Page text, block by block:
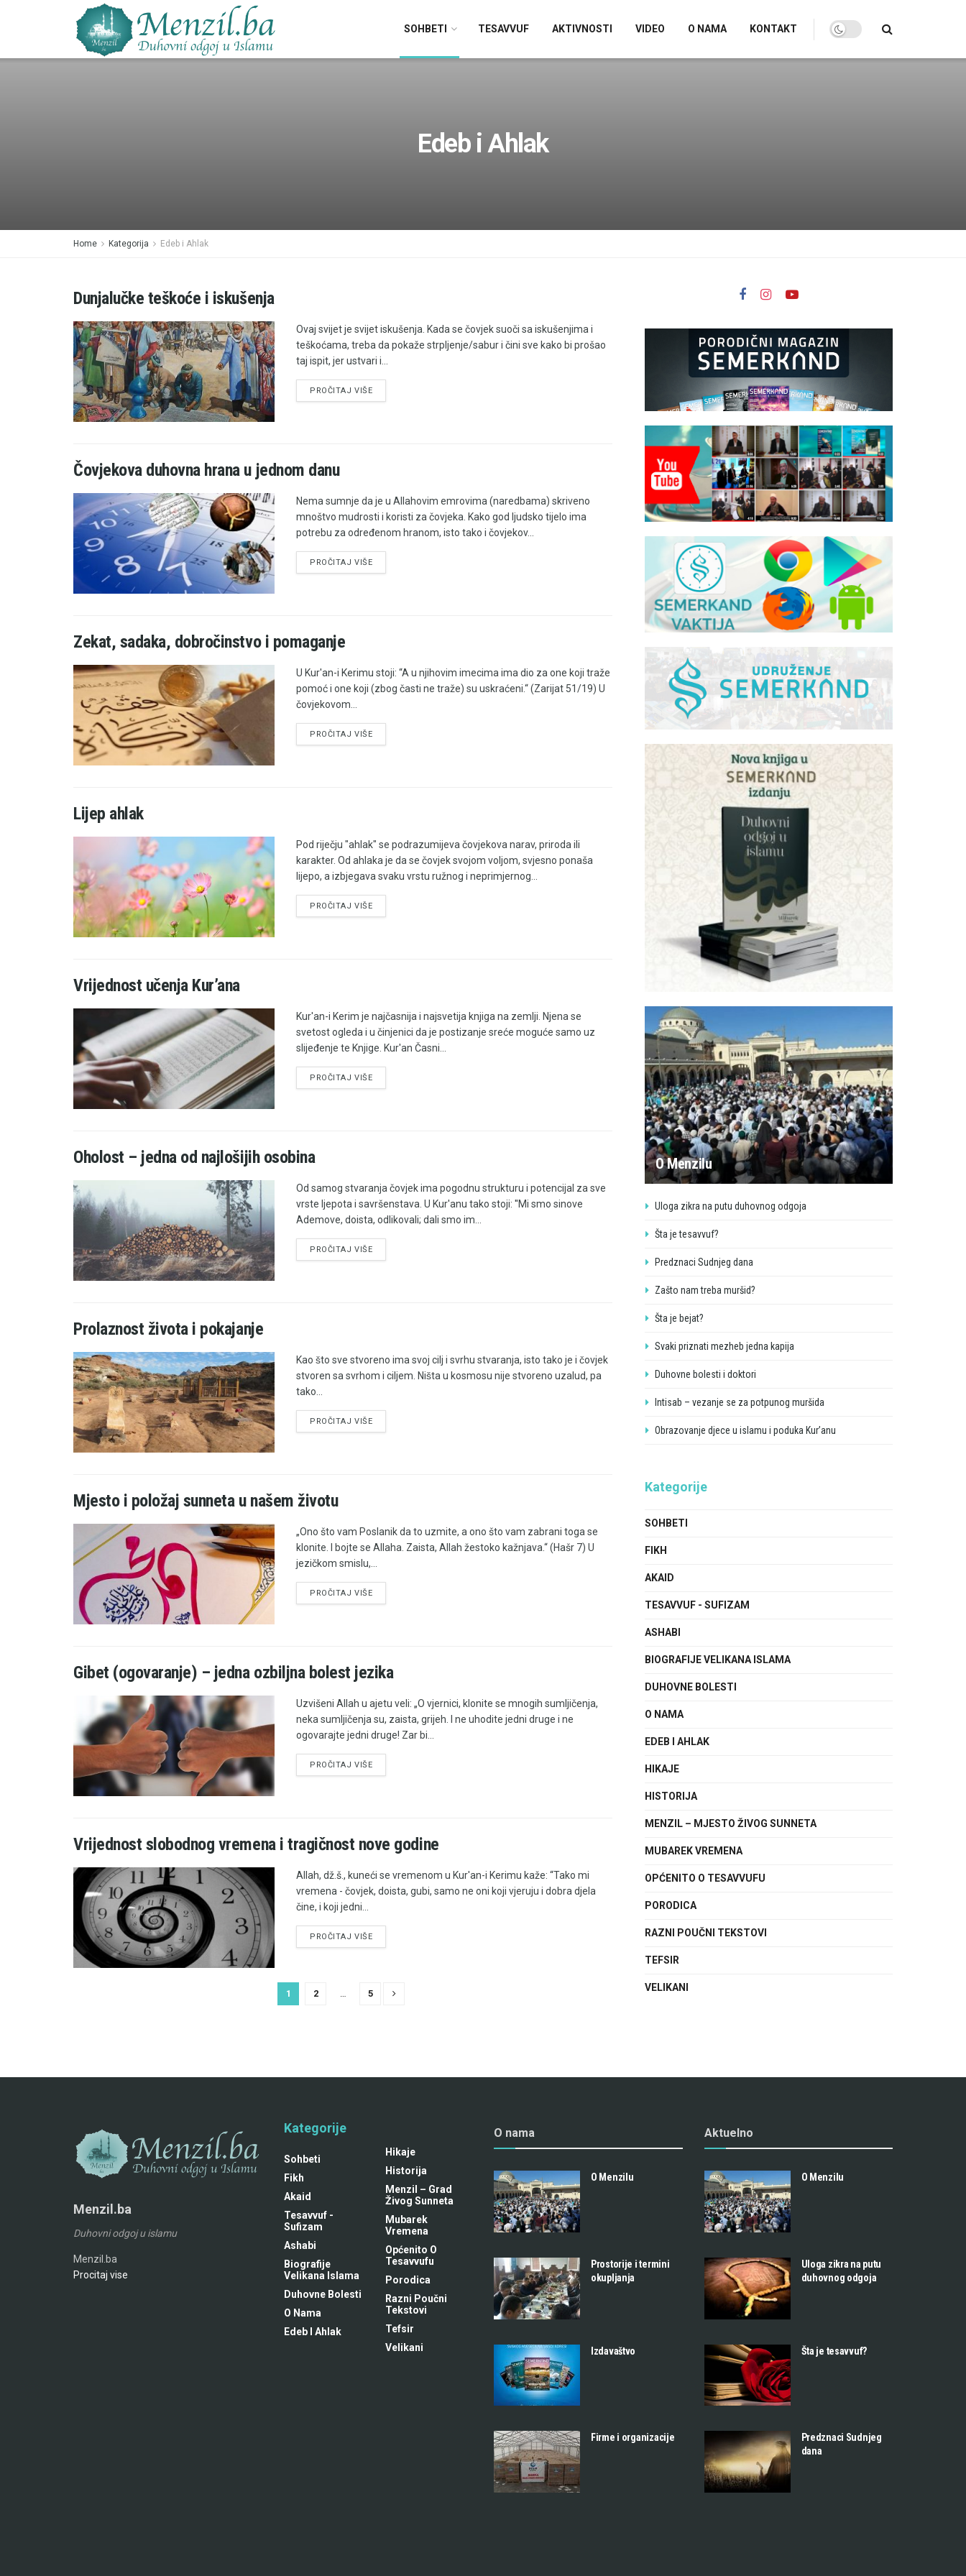
SOHBETI TESAVVUF AKTIVNOSTI VIDEO O NAMA KONTAKT
Edeb i Ahlak
Home Kategorija Edeb i Ahlak
Dunjalučke teškoće i iskušenja
Ovaj svijet je svijet iskušenja. Kada se čovjek suoči sa iskušenjima i
teškoćama, treba da pokaže strpljenje/sabur i čini sve kako bi prošao
taj ispit, jer ustvari i...
PROČITAJ VIŠE
Čovjekova duhovna hrana u jednom danu
Nema sumnje da je u Allahovim emrovima (naredbama) skriveno
mnoštvo mudrosti i koristi za čovjeka. Kako god ljudsko tijelo ima
potrebu za određenom hranom, isto tako i čovjekov...
PROČITAJ VIŠE
Zekat, sadaka, dobročinstvo i pomaganje
U Kur'an-i Kerimu stoji: “A u njihovim imecima ima dio za one koji traže
pomoć i one koji (zbog časti ne traže) su uskraćeni.“ (Zarijat 51/19) U
čovjekovom...
PROČITAJ VIŠE
Lijep ahlak
Pod riječju "ahlak" se podrazumijeva čovjekova narav, priroda ili
karakter. Od ahlaka je da se čovjek svojom voljom, svjesno ponaša
lijepo, a izbjegava svaku vrstu ružnog i neprimjernog...
PROČITAJ VIŠE
Vrijednost učenja Kur’ana
Kur'an-i Kerim je najčasnija i najsvetija knjiga na zemlji. Njena se
svetost ogleda i u činjenici da je postizanje sreće moguće samo uz
slijeđenje te Knjige. Kur'an Časni...
PROČITAJ VIŠE
Oholost – jedna od najlošijih osobina
Od samog stvaranja čovjek ima pogodnu strukturu i potencijal za sve
vrste ljepota i savršenstava. U Kur'anu tako stoji: ''Mi smo sinove
Ademove, doista, odlikovali; dali smo im...
PROČITAJ VIŠE
Prolaznost života i pokajanje
Kao što sve stvoreno ima svoj cilj i svrhu stvaranja, isto tako je i čovjek
stvoren sa svrhom i ciljem. Ništa u kosmosu nije stvoreno uzalud, pa
tako...
PROČITAJ VIŠE
Mjesto i položaj sunneta u našem životu
„Ono što vam Poslanik da to uzmite, a ono što vam zabrani toga se
klonite. I bojte se Allaha. Zaista, Allah žestoko kažnjava.“ (Hašr 7) U
jezičkom smislu,...
PROČITAJ VIŠE
Gibet (ogovaranje) – jedna ozbiljna bolest jezika
Uzvišeni Allah u ajetu veli: „O vjernici, klonite se mnogih sumljičenja,
neka sumljičenja su, zaista, grijeh. I ne uhodite jedni druge i ne
ogovarajte jedni druge! Zar bi...
PROČITAJ VIŠE
Vrijednost slobodnog vremena i tragičnost nove godine
Allah, dž.š., kuneći se vremenom u Kur'an-i Kerimu kaže: “Tako mi
vremena - čovjek, doista, gubi, samo ne oni koji vjeruju i dobra djela
čine, i koji jedni...
PROČITAJ VIŠE
1 2 … 5
O Menzilu
Uloga zikra na putu duhovnog odgoja
Šta je tesavvuf?
Predznaci Sudnjeg dana
Zašto nam treba muršid?
Šta je bejat?
Svaki priznati mezheb jedna kapija
Duhovne bolesti i doktori
Intisab – vezanje se za potpunog muršida
Obrazovanje djece u islamu i poduka Kur’anu
Kategorije
SOHBETI
FIKH
AKAID
TESAVVUF - SUFIZAM
ASHABI
BIOGRAFIJE VELIKANA ISLAMA
DUHOVNE BOLESTI
O NAMA
EDEB I AHLAK
HIKAJE
HISTORIJA
MENZIL – MJESTO ŽIVOG SUNNETA
MUBAREK VREMENA
OPĆENITO O TESAVVUFU
PORODICA
RAZNI POUČNI TEKSTOVI
TEFSIR
VELIKANI
Menzil.ba
Duhovni odgoj u islamu
Menzil.ba
Procitaj vise
Kategorije
Sohbeti
Fikh
Akaid
Tesavvuf -
Sufizam
Ashabi
Biografije
Velikana Islama
Duhovne Bolesti
O Nama
Edeb I Ahlak
Hikaje
Historija
Menzil – Grad
Živog Sunneta
Mubarek
Vremena
Općenito O
Tesavvufu
Porodica
Razni Poučni
Tekstovi
Tefsir
Velikani
O nama
O Menzilu
Prostorije i termini
okupljanja
Izdavaštvo
Firme i organizacije
Aktuelno
O Menzilu
Uloga zikra na putu
duhovnog odgoja
Šta je tesavvuf?
Predznaci Sudnjeg
dana